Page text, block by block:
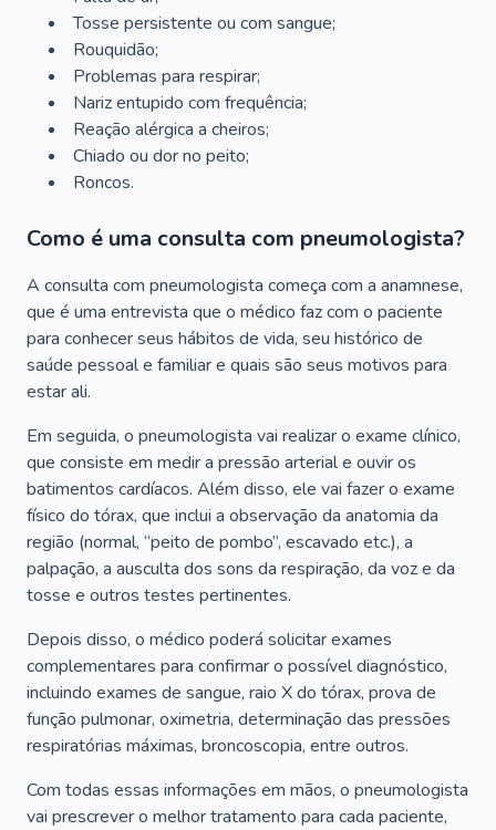
Tosse persistente ou com sangue;
Rouquidão;
Problemas para respirar;
Nariz entupido com frequência;
Reação alérgica a cheiros;
Chiado ou dor no peito;
Roncos.
Como é uma consulta com pneumologista?
A consulta com pneumologista começa com a anamnese,
que é uma entrevista que o médico faz com o paciente
para conhecer seus hábitos de vida, seu histórico de
saúde pessoal e familiar e quais são seus motivos para
estar ali.
Em seguida, o pneumologista vai realizar o exame clínico,
que consiste em medir a pressão arterial e ouvir os
batimentos cardíacos. Além disso, ele vai fazer o exame
físico do tórax, que inclui a observação da anatomia da
região (normal, “peito de pombo”, escavado etc.), a
palpação, a ausculta dos sons da respiração, da voz e da
tosse e outros testes pertinentes.
Depois disso, o médico poderá solicitar exames
complementares para confirmar o possível diagnóstico,
incluindo exames de sangue, raio X do tórax, prova de
função pulmonar, oximetria, determinação das pressões
respiratórias máximas, broncoscopia, entre outros.
Com todas essas informações em mãos, o pneumologista
vai prescrever o melhor tratamento para cada paciente,